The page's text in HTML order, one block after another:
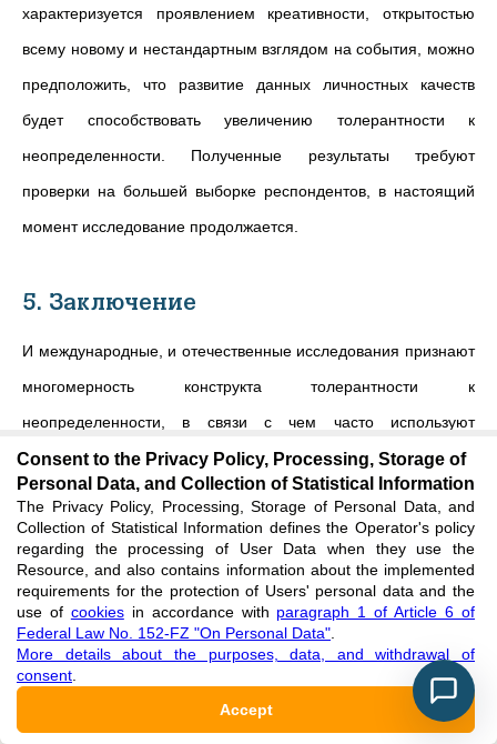
характеризуется проявлением креативности, открытостью
всему новому и нестандартным взглядом на события, можно
предположить, что развитие данных личностных качеств
будет способствовать увеличению толерантности к
неопределенности. Полученные результаты требуют
проверки на большей выборке респондентов, в настоящий
момент исследование продолжается.
5. Заключение
И международные, и отечественные исследования признают
многомерность конструкта толерантности к
неопределенности, в связи с чем часто используют
междисциплинарный подход, интегрируя знания из
различных областей психологии (когнитивной, личностной,
социальной, клинической) и смежных дисциплин
(философии, социологии, педагогики). В работах российских
авторов отмечается влияние социокультурных факторов на
формирование отношения к неопределенности, одной из
заметных и перспективных тенденций является интеграция
подходов к изучению данных феноменов. Это позволяет
Consent to the Privacy Policy, Processing, Storage of
Personal Data, and Collection of Statistical Information
The Privacy Policy, Processing, Storage of Personal Data, and
Collection of Statistical Information defines the Operator's policy
regarding the processing of User Data when they use the
Resource, and also contains information about the implemented
requirements for the protection of Users' personal data and the
use of cookiesin accordance with paragraph 1 of Article 6 of
Federal Law No. 152-FZ "On Personal Data"
More details about the purposes, data, and withdrawal of
consent
Accept